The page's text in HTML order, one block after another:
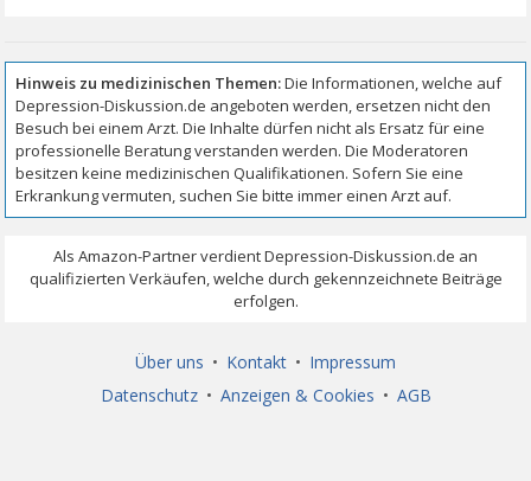
Über uns • Kontakt • Impressum
Datenschutz • Anzeigen & Cookies • AGB